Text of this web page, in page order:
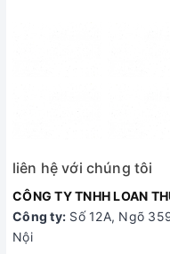
liên hệ với chúng tôi
CÔNG TY TNHH LOAN
Công ty: Số 12A, Ngõ
Nội